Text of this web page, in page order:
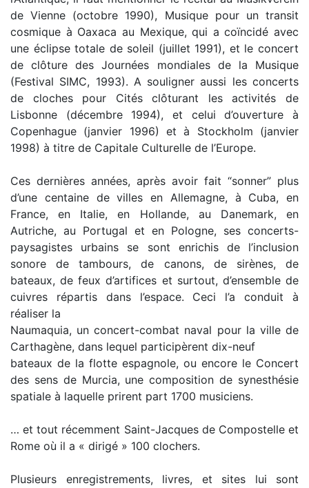
de Vienne (octobre 1990), Musique pour un transit
cosmique à Oaxaca au Mexique, qui a coïncidé avec
une éclipse totale de soleil (juillet 1991), et le concert
de clôture des Journées mondiales de la Musique
(Festival SIMC, 1993). A souligner aussi les concerts
de cloches pour Cités clôturant les activités de
Lisbonne (décembre 1994), et celui d’ouverture à
Copenhague (janvier 1996) et à Stockholm (janvier
1998) à titre de Capitale Culturelle de l’Europe.
Ces dernières années, après avoir fait “sonner” plus
d’une centaine de villes en Allemagne, à Cuba, en
France, en Italie, en Hollande, au Danemark, en
Autriche, au Portugal et en Pologne, ses concerts-
paysagistes urbains se sont enrichis de l’inclusion
sonore de tambours, de canons, de sirènes, de
bateaux, de feux d’artifices et surtout, d’ensemble de
cuivres répartis dans l’espace. Ceci l’a conduit à
réaliser la
Naumaquia, un concert-combat naval pour la ville de
Carthagène, dans lequel participèrent dix-neuf
bateaux de la flotte espagnole, ou encore le Concert
des sens de Murcia, une composition de synesthésie
spatiale à laquelle prirent part 1700 musiciens.
… et tout récemment Saint-Jacques de Compostelle et
Rome où il a « dirigé » 100 clochers.
Plusieurs enregistrements, livres, et sites lui sont